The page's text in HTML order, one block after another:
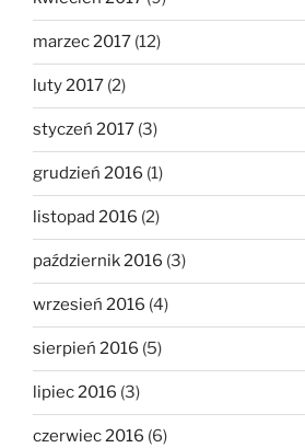
marzec 2017 (12)
luty 2017 (2)
styczeń 2017 (3)
grudzień 2016 (1)
listopad 2016 (2)
październik 2016 (3)
wrzesień 2016 (4)
sierpień 2016 (5)
lipiec 2016 (3)
czerwiec 2016 (6)